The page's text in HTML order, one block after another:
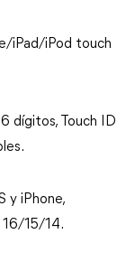
iPad/iPod touch
dígitos, Touch ID
y iPhone,
16/15/14.